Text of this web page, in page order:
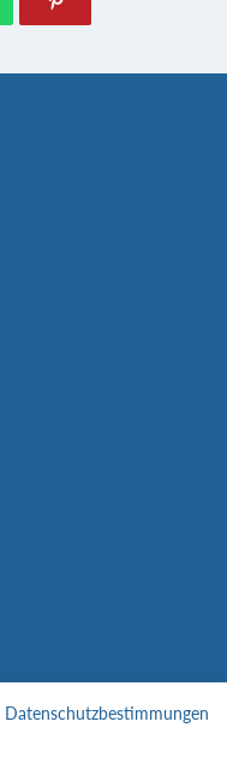
Datenschutzbestimmungen